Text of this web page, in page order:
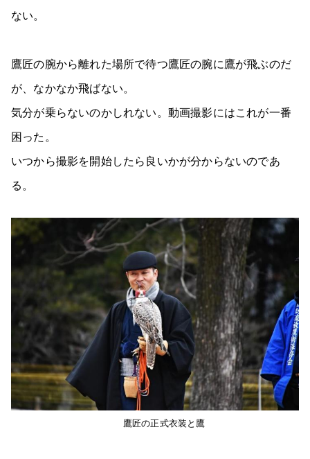
ない。
鷹匠の腕から離れた場所で待つ鷹匠の腕に鷹が飛ぶのだ
が、なかなか飛ばない。
気分が乗らないのかしれない。動画撮影にはこれが一番
困った。
いつから撮影を開始したら良いかが分からないのであ
る。
鷹匠の正式衣装と鷹